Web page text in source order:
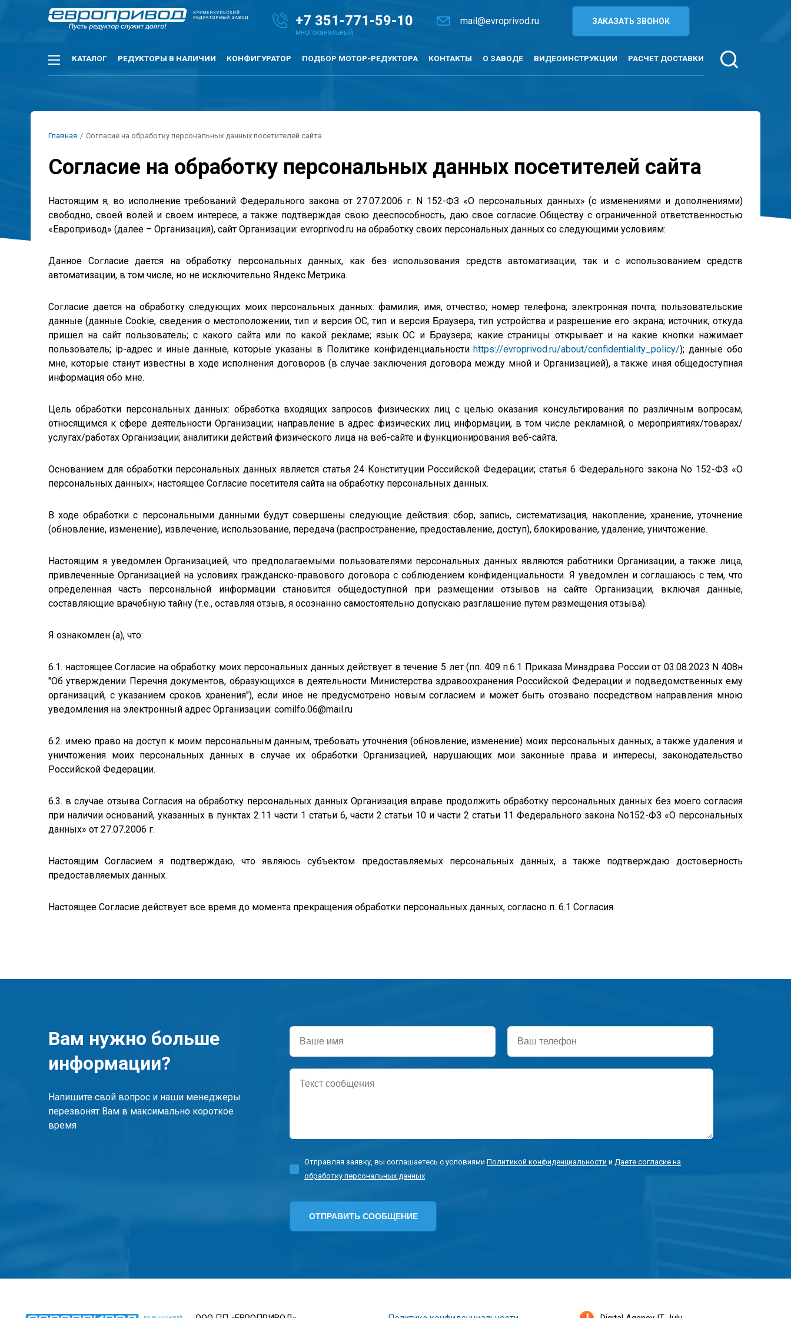
+7 351-771-59-10 mail@evroprivod.ru ЗАКАЗАТЬ ЗВОНОК
Основная
навигация
КАТАЛОГ РЕДУКТОРЫ В НАЛИЧИИ КОНФИГУРАТОР ПОДБОР МОТОР-РЕДУКТОРА КОНТАКТЫ О ЗАВОДЕ ВИДЕОИНСТРУКЦИИ РАСЧЕТ ДОСТАВКИ
Строка
навигации
Главная / Согласие на обработку персональных данных посетителей сайта
Согласие на обработку персональных данных посетителей сайта
Настоящим я, во исполнение требований Федерального закона от 27.07.2006 г. N 152-ФЗ «О персональных данных» (с изменениями и дополнениями)
свободно, своей волей и своем интересе, а также подтверждая свою дееспособность, даю свое согласие Обществу с ограниченной ответственностью
«Европривод» (далее – Организация), сайт Организации: evroprivod.ru на обработку своих персональных данных со следующими условиям:
Данное Согласие дается на обработку персональных данных, как без использования средств автоматизации, так и с использованием средств
автоматизации, в том числе, но не исключительно Яндекс.Метрика.
Согласие дается на обработку следующих моих персональных данных: фамилия, имя, отчество; номер телефона; электронная почта; пользовательские
данные (данные Cookie, сведения о местоположении, тип и версия ОС, тип и версия Браузера, тип устройства и разрешение его экрана; источник, откуда
пришел на сайт пользователь; с какого сайта или по какой рекламе; язык ОС и Браузера; какие страницы открывает и на какие кнопки нажимает
пользователь; ip-адрес и иные данные, которые указаны в Политике конфиденциальностиhttps://evroprivod.ru/about/confidentiality_policy/); данные обо
мне, которые станут известны в ходе исполнения договоров (в случае заключения договора между мной и Организацией), а также иная общедоступная
информация обо мне.
Цель обработки персональных данных: обработка входящих запросов физических лиц с целью оказания консультирования по различным вопросам,
относящимся к сфере деятельности Организации; направление в адрес физических лиц информации, в том числе рекламной, о мероприятиях/товарах/
услугах/работах Организации; аналитики действий физического лица на веб-сайте и функционирования веб-сайта.
Основанием для обработки персональных данных является статья 24 Конституции Российской Федерации; статья 6 Федерального закона No 152-ФЗ «О
персональных данных»; настоящее Согласие посетителя сайта на обработку персональных данных.
В ходе обработки с персональными данными будут совершены следующие действия: сбор, запись, систематизация, накопление, хранение, уточнение
(обновление, изменение), извлечение, использование, передача (распространение, предоставление, доступ), блокирование, удаление, уничтожение.
Настоящим я уведомлен Организацией, что предполагаемыми пользователями персональных данных являются работники Организации, а также лица,
привлеченные Организацией на условиях гражданско-правового договора с соблюдением конфиденциальности. Я уведомлен и соглашаюсь с тем, что
определенная часть персональной информации становится общедоступной при размещении отзывов на сайте Организации, включая данные,
составляющие врачебную тайну (т.е., оставляя отзыв, я осознанно самостоятельно допускаю разглашение путем размещения отзыва).
Я ознакомлен (а), что:
6.1. настоящее Согласие на обработку моих персональных данных действует в течение 5 лет (пп. 409 п.6.1 Приказа Минздрава России от 03.08.2023 N 408н
"Об утверждении Перечня документов, образующихся в деятельности Министерства здравоохранения Российской Федерации и подведомственных ему
организаций, с указанием сроков хранения"), если иное не предусмотрено новым согласием и может быть отозвано посредством направления мною
уведомления на электронный адрес Организации: comilfo.06@mail.ru
6.2. имею право на доступ к моим персональным данным, требовать уточнения (обновление, изменение) моих персональных данных, а также удаления и
уничтожения моих персональных данных в случае их обработки Организацией, нарушающих мои законные права и интересы, законодательство
Российской Федерации.
6.3. в случае отзыва Согласия на обработку персональных данных Организация вправе продолжить обработку персональных данных без моего согласия
при наличии оснований, указанных в пунктах 2.11 части 1 статьи 6, части 2 статьи 10 и части 2 статьи 11 Федерального закона No152-ФЗ «О персональных
данных» от 27.07.2006 г.
Настоящим Согласием я подтверждаю, что являюсь субъектом предоставляемых персональных данных, а также подтверждаю достоверность
предоставляемых данных.
Настоящее Согласие действует все время до момента прекращения обработки персональных данных, согласно п. 6.1 Согласия.
Вам нужно больше
информации?
Напишите свой вопрос и наши менеджеры
перезвонят Вам в максимально короткое
время
Ваше
имя
Ваш
телефон
Текст
сообщения
Отправляя заявку, вы соглашаетесь с условиями Политикой конфиденциальности и Даете согласие на
обработку персональных данных